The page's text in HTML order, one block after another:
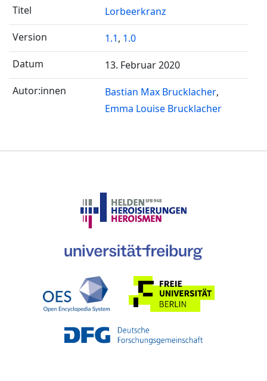
Lorbeerkranz
1.1, 1.0
13. Februar 2020
Bastian Max Brucklacher
Emma Louise Brucklacher